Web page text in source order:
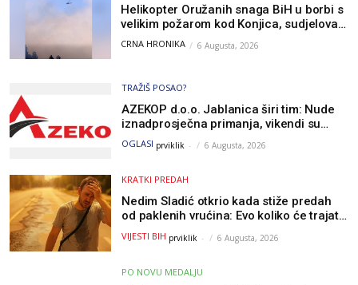
Helikopter Oružanih snaga BiH u borbi s
velikim požarom kod Konjica, sudjelovao
i Air Tractor
CRNA HRONIKA 6 Augusta, 2026
TRAŽIŠ POSAO?
AZEKOP d.o.o. Jablanica širi tim: Nude
iznadprosječna primanja, vikendi su
slobodni, traži se više radnika
OGLASI prviklik - 6 Augusta, 2026
KRATKI PREDAH
Nedim Sladić otkrio kada stiže predah
od paklenih vrućina: Evo koliko će trajati
osvježenje u BiH
VIJESTI BIH prviklik - 6 Augusta, 2026
PO NOVU MEDALJU